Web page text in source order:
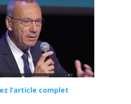
l’article complet